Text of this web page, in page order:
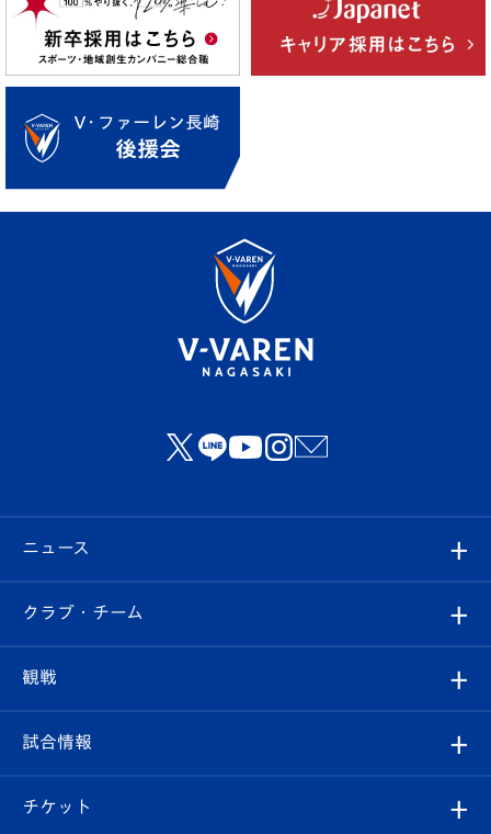
ニュース
すべて
クラブ
試合情報
クラブ・チーム
クラブ概要
観戦
観戦ルール
試合情報
試合日程/結果
チケット